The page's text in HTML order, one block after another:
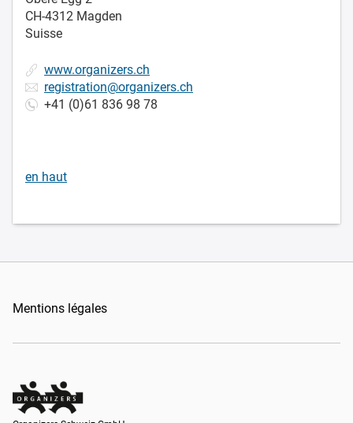
CH-4312 Magden
Suisse
www.organizers.ch
registration@organizers.ch
+41 (0)61 836 98 78
en haut
Mentions légales
Organizers Schweiz GmbH